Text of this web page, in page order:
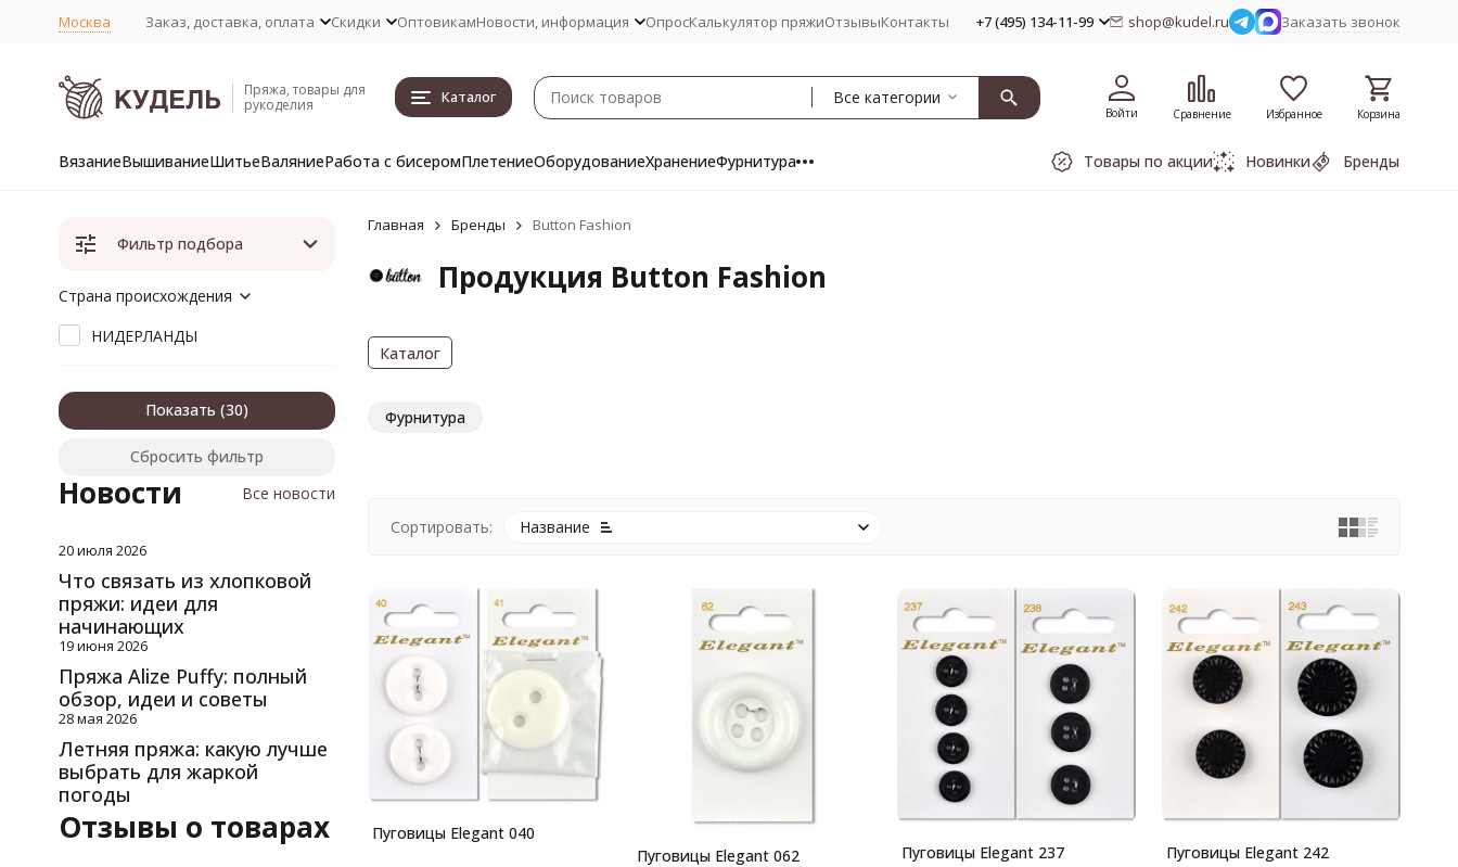
Москва Заказ, доставка, оплата Скидки ОптовикамНовости, информация ОпросКалькулятор пряжиОтзывыКонтакты +7 (495) 134-11-99 shop@kudel.ru Заказать звонок
Пряжа, товары для
рукоделия
Каталог Все категории
Войти Сравнение Избранное Корзина
ВязаниеВышиваниеШитьеВаляниеРабота с бисеромПлетениеОборудованиеХранениеФурнитура Товары по акции Новинки Бренды
Главная Бренды Button Fashion
Продукция Button Fashion
Каталог
Фурнитура
Сортировать: Название
Пуговицы Elegant 040
Пуговицы Elegant 062 Пуговицы Elegant 237 Пуговицы Elegant 242
Фильтр подбора
Страна происхождения
НИДЕРЛАНДЫ
Показать
Сбросить фильтр
Новости Все новости
20 июля 2026
Что связать из хлопковой
пряжи: идеи для
начинающих
19 июня 2026
Пряжа Alize Puffy: полный
обзор, идеи и советы
28 мая 2026
Летняя пряжа: какую лучше
выбрать для жаркой
погоды
Отзывы о товарах